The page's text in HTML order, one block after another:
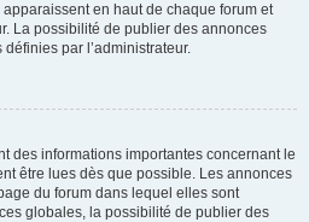
en haut de chaque forum et
La possibilité de publier des annonces
par l’administrateur.
des informations importantes concernant le
être lues dès que possible. Les annonces
du forum dans lequel elles sont
globales, la possibilité de publier des